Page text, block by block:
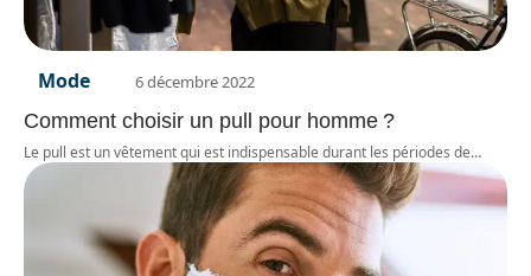
Mode 6 décembre 2022
Comment choisir un pull pour homme ?
Le pull est un vêtement qui est indispensable durant les périodes de…